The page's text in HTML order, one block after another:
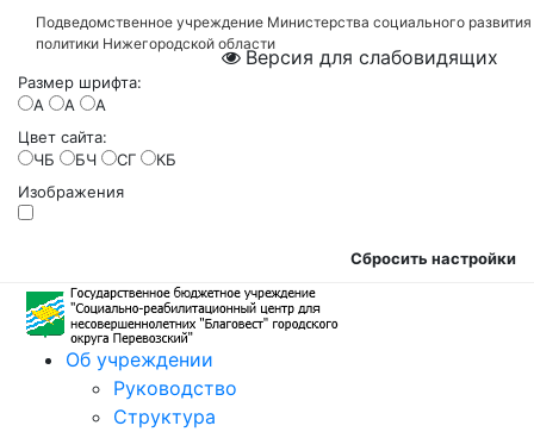
Подведомственное учреждение Министерства социального
политики Нижегородской области
Версия для слабовидящих
Размер шрифта:
A
A
A
Цвет сайта:
ЧБ
БЧ СГ
КБ
Изображения
Сбросить настройки
Об учреждении
Руководство
Структура